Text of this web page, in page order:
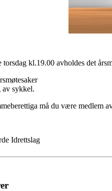
torsdag kl.19.00 avholdes det
av sykkel.
må du være medlem
Idrettslag